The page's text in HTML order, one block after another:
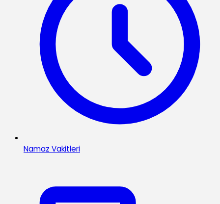
Namaz Vakitleri